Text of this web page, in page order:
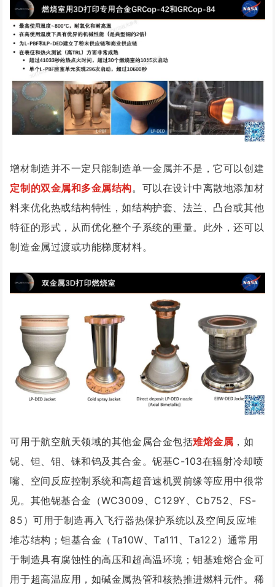
增材制造并不一定只能制造单一金属并不是，它可以创建
定制的双金属和多金属结构。可以在设计中离散地添加材
料来优化热或结构特性，如结构护套、法兰、凸台或其他
特征的形式，从而优化整个子系统的重量。此外，还可以
制造金属过渡或功能梯度材料。
可用于航空航天领域的其他金属合金包括难熔金属 ，如
铌、钽、钼、铼和钨及其合金。铌基C-103在辐射冷却喷
嘴、空间反应控制系统和高超音速机翼前缘等应用中很常
见。其他铌基合金（WC3009、C129Y、Cb752、FS-
85）可用于制造再入飞行器热保护系统以及空间反应堆
堆芯结构；钽基合金（Ta10W、Ta111、Ta122）通常用
于制造具有腐蚀性的高压和超高温环境；钼基难熔合金可
用于超高温应用，如碱金属热管和核热推进燃料元件。稀